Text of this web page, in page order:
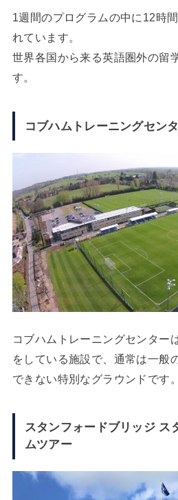
1週間のプログラムの中に12時
れています。
世界各国から来る英語圏外の留
す。
コブハムトレーニングセン
コブハムトレーニングセンター
をしている施設で、通常は一般
できない特別なグラウンドです。
スタンフォードブリッジ ス
ムツアー